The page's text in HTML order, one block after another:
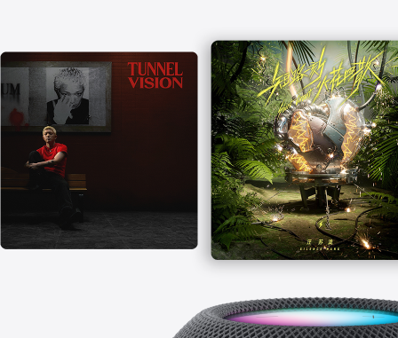
口
中
打
开)